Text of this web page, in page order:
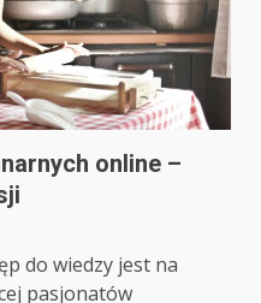
online –
do wiedzy jest na
pasjonatów